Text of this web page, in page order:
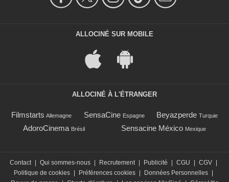
ALLOCINÉ SUR MOBILE
ALLOCINÉ À L'ÉTRANGER
Filmstarts Allemagne SensaCine Espagne Beyazperde Turquie
AdoroCinema Brésil Sensacine México Mexique
Contact | Qui sommes-nous | Recrutement | Publicité | CGU | CGV |
Politique de cookies | Préférences cookies | Données Personnelles |